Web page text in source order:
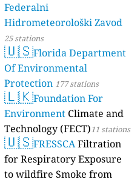
Federalni
Hidrometeorološki Zavod
25 stations
🇺🇸Florida Department
Of Environmental
Protection 177 stations
🇱🇰Foundation For
Environment Climate and
Technology (FECT)11 stations
🇺🇸FRESSCAFiltration
for Respiratory Exposure
to wildfire Smoke from